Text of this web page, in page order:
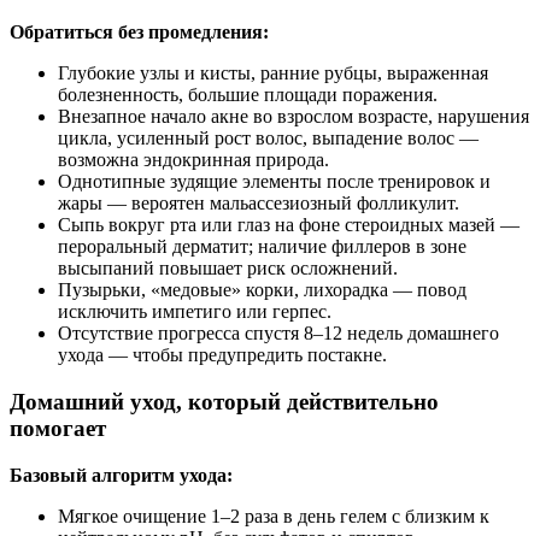
Обратиться без промедления:
Глубокие узлы и кисты, ранние рубцы, выраженная
болезненность, большие площади поражения.
Внезапное начало акне во взрослом возрасте, нарушения
цикла, усиленный рост волос, выпадение волос —
возможна эндокринная природа.
Однотипные зудящие элементы после тренировок и
жары — вероятен мальассезиозный фолликулит.
Сыпь вокруг рта или глаз на фоне стероидных мазей —
пероральный дерматит; наличие филлеров в зоне
высыпаний повышает риск осложнений.
Пузырьки, «медовые» корки, лихорадка — повод
исключить импетиго или герпес.
Отсутствие прогресса спустя 8–12 недель домашнего
ухода — чтобы предупредить постакне.
Домашний уход, который действительно
помогает
Базовый алгоритм ухода:
Мягкое очищение 1–2 раза в день гелем с близким к